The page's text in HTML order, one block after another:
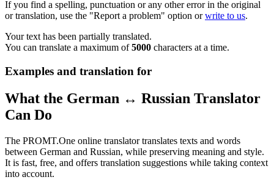
If you find a spelling, punctuation or any other error in the original
or translation, use the "Report a problem" option orwrite to us.
Your text has been partially translated.
You can translate a maximum of5000 characters at a time.
Examples and translation for
What the German ↔ Russian Translator
Can Do
The PROMT.One online translator translates texts and words
between German and Russian, while preserving meaning and style.
It is fast, free, and offers translation suggestions while taking context
into account.